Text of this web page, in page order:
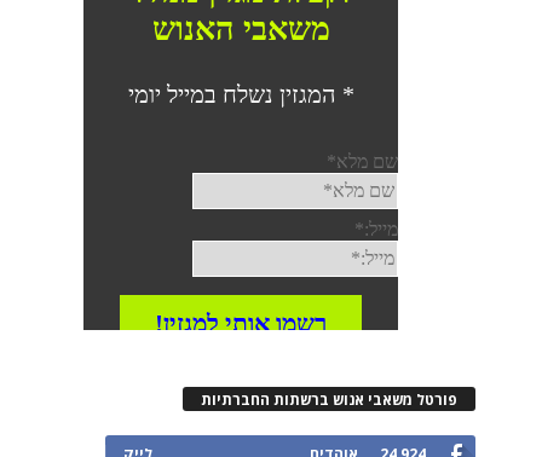
משאבי אנוש ברשתות החברתיות